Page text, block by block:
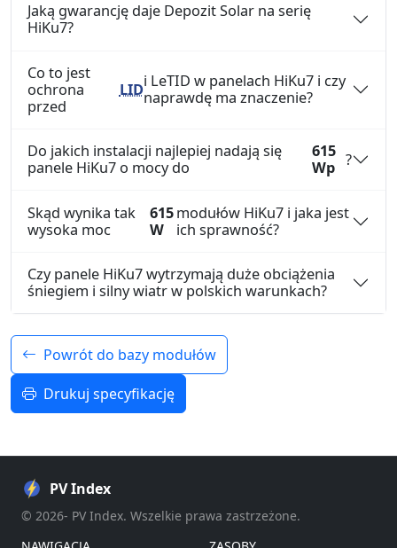
Jaką gwarancję daje Depozit Solar na serię
HiKu7?
Co to jest
ochrona
przed
LIDi LeTID w panelach HiKu7 i czy
naprawdę ma znaczenie?
Do jakich instalacji najlepiej nadają się
panele HiKu7 o mocy do
615
Wp ?
Skąd wynika tak
wysoka moc
615
W
modułów HiKu7 i jaka jest
ich sprawność?
Czy panele HiKu7 wytrzymają duże obciążenia
śniegiem i silny wiatr w polskich warunkach?
Powrót do bazy modułów
Drukuj specyfikację
PV Index
© 2026- PV Index. Wszelkie prawa zastrzeżone.